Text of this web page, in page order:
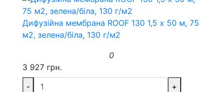
Дифузійна мембрана ROOF 130 1,5 х 50 м, 75
м2, зелена/біла, 130 г/м2
0
3 927 грн.
-
+